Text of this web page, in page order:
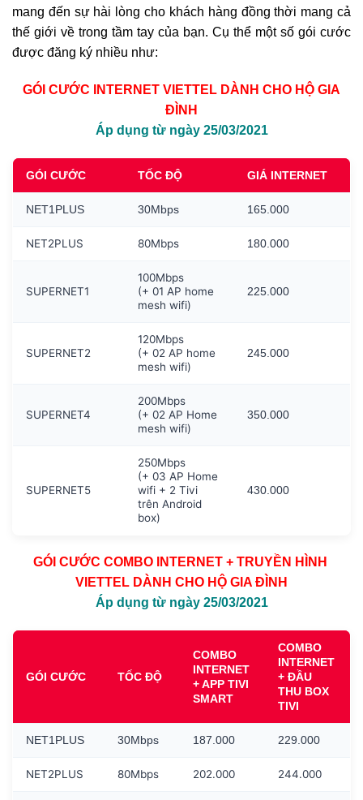
mang đến sự hài lòng cho khách hàng đồng thời mang cả
thế giới về trong tầm tay của bạn. Cụ thể một số gói cước
được đăng ký nhiều như:
GÓI CƯỚC INTERNET VIETTEL DÀNH CHO HỘ GIA
ĐÌNH
Áp dụng từ ngày 25/03/2021
GÓI CƯỚC TỐC ĐỘ GIÁ INTERNET
NET1PLUS 30Mbps 165.000
NET2PLUS 80Mbps 180.000
SUPERNET1
100Mbps
(+ 01 AP home
mesh wifi)
225.000
SUPERNET2
120Mbps
(+ 02 AP home
mesh wifi)
245.000
SUPERNET4
200Mbps
(+ 02 AP Home
mesh wifi)
350.000
SUPERNET5
250Mbps
(+ 03 AP Home
wifi + 2 Tivi
trên Android
box)
430.000
GÓI CƯỚC COMBO INTERNET + TRUYỀN HÌNH
VIETTEL DÀNH CHO HỘ GIA ĐÌNH
Áp dụng từ ngày 25/03/2021
GÓI CƯỚC TỐC ĐỘ
COMBO
INTERNET
+ APP TIVI
SMART
COMBO
INTERNET
+ ĐẦU
THU BOX
TIVI
NET1PLUS 30Mbps 187.000 229.000
NET2PLUS 80Mbps 202.000 244.000